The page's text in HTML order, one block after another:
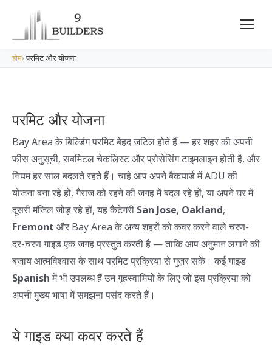
होम›परमिट और योजना
परमिट और योजना
Bay Area के बिल्डिंग परमिट बेहद जटिल होते हैं — हर शहर की अपनी
फीस अनुसूची, सबमिटल चेकलिस्ट और प्रोसेसिंग टाइमलाइन होती है, और
नियम हर साल बदलते रहते हैं। चाहे आप अपने बैकयार्ड में ADU की
योजना बना रहे हों, गैराज को रहने की जगह में बदल रहे हों, या अपने घर में
दूसरी मंजिल जोड़ रहे हों, यह कैटेगरी San Jose, Oakland,
Fremont और Bay Area के अन्य शहरों को कवर करने वाले चरण-
दर-चरण गाइड एक जगह प्रस्तुत करती है — ताकि आप अनुमान लगाने की
बजाय आत्मविश्वास के साथ परमिट प्रक्रिया से गुज़र सकें। कई गाइड
Spanish में भी उपलब्ध हैं उन गृहस्वामियों के लिए जो इस प्रक्रिया को
अपनी मुख्य भाषा में समझना पसंद करते हैं।
ये गाइड क्या कवर करते हैं